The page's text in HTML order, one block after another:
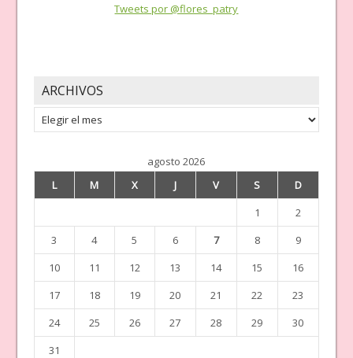
Tweets por @flores_patry
ARCHIVOS
Archivos
agosto 2026
L
M X J V S
D
1
2
3
4 5 6 7 8
9
10
11 12 13 14 15
16
17
18 19 20 21 22
23
24
25 26 27 28 29
30
31